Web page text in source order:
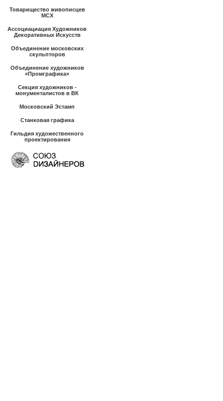
Товарищество живописцев
МСХ
Ассоциациация Художников
Декоративных Искусств
Объединение московских
скульпторов
Объединение художников
«Промграфика»
Секция художников -
монументалистов в ВК
Московский Эстамп
Станковая графика
Гильдия художественного
проектирования